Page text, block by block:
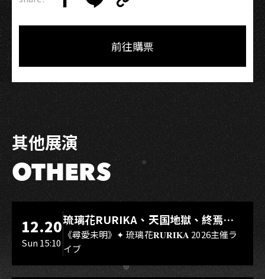
on
on
Link
Copy
前往購票
其他展演
OTHERS
LIVE WAREHOUSE 小庫
12.20
Sun 15:10
琉璃花RURIKA、天国地獄、終焉
Rebirth、DUALIA、無我夢中、花奏
スマイル（O.A.）
《尋愛未明》✦ 琉璃花𝐑𝐔𝐑𝐈𝐊𝐀 2026主催ラ
イブ